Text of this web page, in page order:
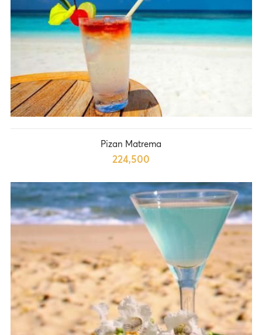
Pizan Matrema
224,500